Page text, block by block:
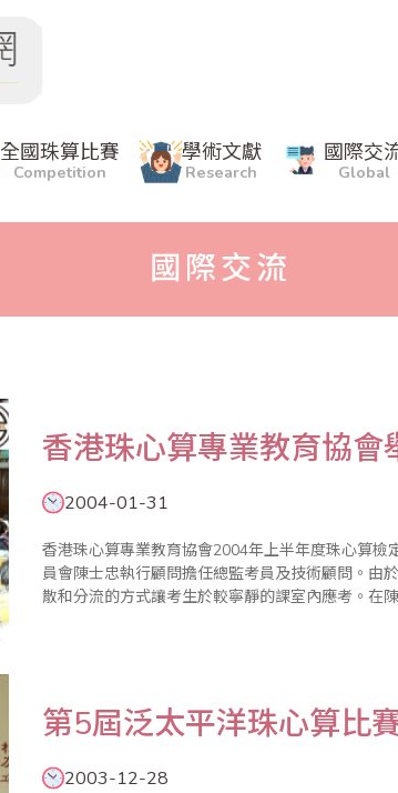
全國珠算比賽
Competition
學術文獻
Research
國際交
Global
國際交流
香港珠心算專業教育協會
2004-01-31
香港珠心算專業教育協會2004年上半年度珠心算
員會陳士忠執行顧問擔任總監考員及技術顧問。由
散和分流的方式讓考生於較寧靜的課室內應考。在
第5屆泛太平洋珠心算比
2003-12-28